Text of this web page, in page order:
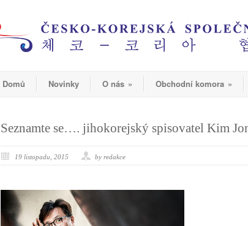
Domů Novinky O nás » Obchodní komora »
Seznamte se…. jihokorejský spisovatel Kim
19 listopadu, 2015 by redakce